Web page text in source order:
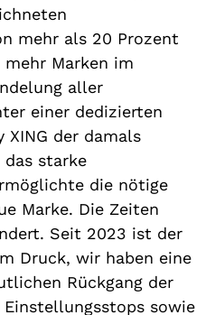
mehr als 20 Prozent
Marken im
aller
einer dedizierten
XING der damals
starke
die nötige
Marke. Die Zeiten
Seit 2023 ist der
Druck, wir haben eine
Rückgang der
sowie